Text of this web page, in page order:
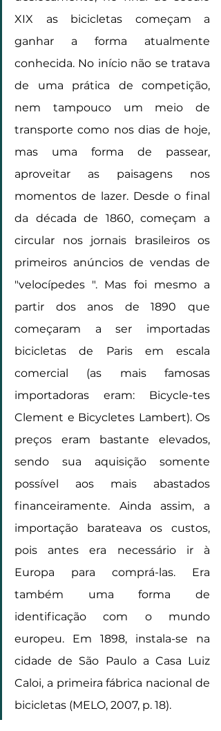
XIX as bicicletas começam a
ganhar a forma atualmente
conhecida. No início não se tratava
de uma prática de competição,
nem tampouco um meio de
transporte como nos dias de hoje,
mas uma forma de passear,
aproveitar as paisagens nos
momentos de lazer. Desde o final
da década de 1860, começam a
circular nos jornais brasileiros os
primeiros anúncios de vendas de
"velocípedes ". Mas foi mesmo a
partir dos anos de 1890 que
começaram a ser importadas
bicicletas de Paris em escala
comercial (as mais famosas
importadoras eram: Bicycle-tes
Clement e Bicycletes Lambert). Os
preços eram bastante elevados,
sendo sua aquisição somente
possível aos mais abastados
financeiramente. Ainda assim, a
importação barateava os custos,
pois antes era necessário ir à
Europa para comprá-las. Era
também uma forma de
identificação com o mundo
europeu. Em 1898, instala-se na
cidade de São Paulo a Casa Luiz
Caloi, a primeira fábrica nacional de
bicicletas (MELO, 2007, p. 18).